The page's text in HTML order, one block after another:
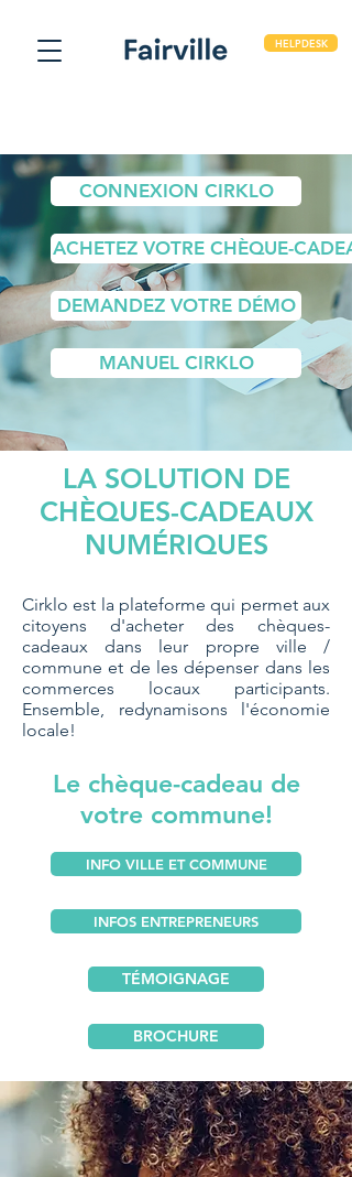
HELPDESK
CONNEXION CIRKLO
ACHETEZ VOTRE CHÈQUE-
DEMANDEZ VOTRE DÉMO
MANUEL CIRKLO
LA SOLUTION DE
CHÈQUES-CADEAUX
NUMÉRIQUES
Cirklo est la plateforme qui permet aux
citoyens d'acheter des chèques-
cadeaux dans leur propre ville /
commune et de les dépenser dans les
commerces locaux participants.
Ensemble, redynamisons l'économie
locale!
Le chèque-cadeau de
votre commune!
INFO VILLE ET COMMUNE
INFOS ENTREPRENEURS
TÉMOIGNAGE
BROCHURE